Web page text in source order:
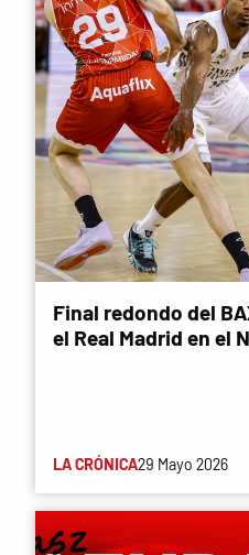
Final redondo del
el Real Madrid en el
LA CRÓNICA29 Mayo 2026